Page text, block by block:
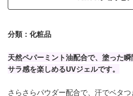
分類：化粧品
天然ペパーミント油配合で、塗った
サラ感を楽しめるUVジェルです。
さらさらパウダー配合で、汗でベタつ